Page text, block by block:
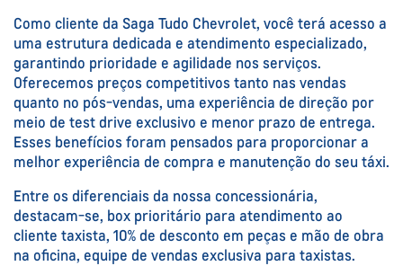
Como cliente da Saga Tudo Chevrolet, você terá acesso a
uma estrutura dedicada e atendimento especializado,
garantindo prioridade e agilidade nos serviços.
Oferecemos preços competitivos tanto nas vendas
quanto no pós-vendas, uma experiência de direção por
meio de test drive exclusivo e menor prazo de entrega.
Esses benefícios foram pensados para proporcionar a
melhor experiência de compra e manutenção do seu táxi.
Entre os diferenciais da nossa concessionária,
destacam-se, box prioritário para atendimento ao
cliente taxista, 10% de desconto em peças e mão de obra
na oficina, equipe de vendas exclusiva para taxistas.